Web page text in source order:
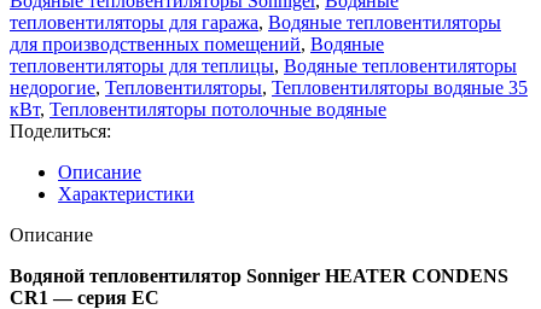
тепловентиляторы для гаража, Водяные тепловентиляторы
для производственных помещений, Водяные
тепловентиляторы для теплицы, Водяные тепловентиляторы
недорогие, Тепловентиляторы, Тепловентиляторы водяные 35
кВт, Тепловентиляторы потолочные водяные
Поделиться:
Описание
Характеристики
Описание
Водяной тепловентилятор Sonniger HEATER CONDENS
CR1 — серия EC